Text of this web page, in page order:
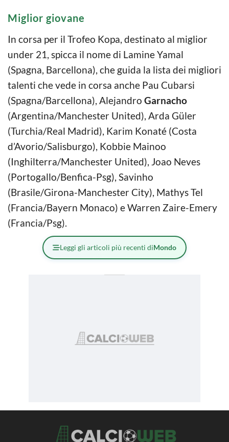
Miglior giovane
In corsa per il Trofeo Kopa, destinato al miglior
under 21, spicca il nome di Lamine Yamal
(Spagna, Barcellona), che guida la lista dei migliori
talenti che vede in corsa anche Pau Cubarsi
(Spagna/Barcellona), Alejandro Garnacho
(Argentina/Manchester United), Arda Güler
(Turchia/Real Madrid), Karim Konaté (Costa
d’Avorio/Salisburgo), Kobbie Mainoo
(Inghilterra/Manchester United), Joao Neves
(Portogallo/Benfica-Psg), Savinho
(Brasile/Girona-Manchester City), Mathys Tel
(Francia/Bayern Monaco) e Warren Zaire-Emery
(Francia/Psg).
Leggi gli articoli più recenti diMondo